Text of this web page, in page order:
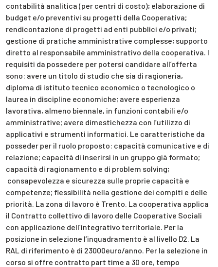
contabilità analitica (per centri di costo); elaborazione di
budget e/o preventivi su progetti della Cooperativa;
rendicontazione di progetti ad enti pubblici e/o privati;
gestione di pratiche amministrative complesse; supporto
diretto al responsabile amministrativo della cooperativa. I
requisiti da possedere per potersi candidare all’offerta
sono: avere un titolo di studio che sia di ragioneria,
diploma di istituto tecnico economico o tecnologico o
laurea in discipline economiche; avere esperienza
lavorativa, almeno biennale, in funzioni contabili e/o
amministrative; avere dimestichezza con l’utilizzo di
applicativi e strumenti informatici. Le caratteristiche da
posseder per il ruolo proposto: capacità comunicative e di
relazione; capacità di inserirsi in un gruppo già formato;
capacità di ragionamento e di problem solving;
consapevolezza e sicurezza sulle proprie capacità e
competenze; flessibilità nella gestione dei compiti e delle
priorità. La zona di lavoro è Trento. La cooperativa applica
il Contratto collettivo di lavoro delle Cooperative Sociali
con applicazione dell’integrativo territoriale. Per la
posizione in selezione l’inquadramento è al livello D2. La
RAL di riferimento è di 23000euro/anno. Per la selezione in
corso si offre contratto part time a 30 ore, tempo